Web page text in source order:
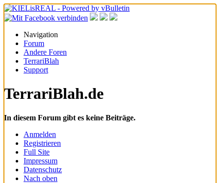
Navigation
Forum
Andere Foren
TerrariBlah
Support
TerrariBlah.de
In diesem Forum gibt es keine Beiträge.
Anmelden
Registrieren
Full Site
Impressum
Datenschutz
Nach oben